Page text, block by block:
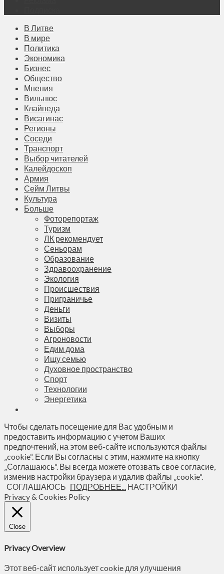
В Литве
В мире
Политика
Экономика
Бизнес
Общество
Мнения
Вильнюс
Клайпеда
Висагинас
Регионы
Соседи
Транспорт
Выбор читателей
Калейдоскоп
Армия
Сейм Литвы
Культура
Больше
Фоторепортаж
Туризм
ЛК рекомендует
Сеньорам
Образование
Здравоохранение
Экология
Происшествия
Приграничье
Деньги
Визиты
Выборы
Агроновости
Едим дома
Ищу семью
Духовное пространство
Спорт
Технологии
Энергетика
Чтобы сделать посещение для Вас удобным и
предоставить информацию с учетом Ваших
предпочтений, на этом веб-сайте используются файлы
„cookie“. Если Вы согласны с этим, нажмите на кнопку
„Соглашаюсь“. Вы всегда можете отозвать свое согласие,
изменив настройки браузера и удалив файлы „cookie“.
СОГЛАШАЮСЬ ПОДРОБНЕЕ... НАСТРОЙКИ
Privacy & Cookies Policy
Close
Privacy Overview
Этот веб-сайт использует cookie для улучшения